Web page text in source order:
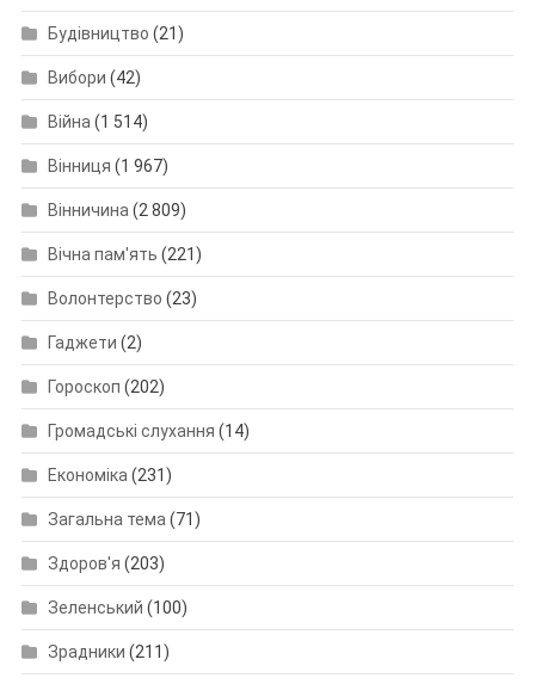
Будівництво (21)
Вибори (42)
Війна (1 514)
Вінниця (1 967)
Вінничина (2 809)
Вічна пам'ять (221)
Волонтерство (23)
Гаджети (2)
Гороскоп (202)
Громадські слухання (14)
Економіка (231)
Загальна тема (71)
Здоров'я (203)
Зеленський (100)
Зрадники (211)